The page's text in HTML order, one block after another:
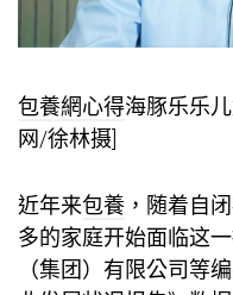
包養網心得海豚乐乐
网/徐林摄]
近年来包養 ，随着自
多的家庭开始面临这
（集团）有限公司等